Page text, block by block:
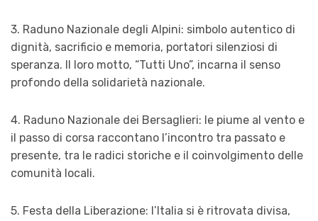
3. Raduno Nazionale degli Alpini: simbolo autentico di
dignità, sacrificio e memoria, portatori silenziosi di
speranza. Il loro motto, “Tutti Uno”, incarna il senso
profondo della solidarietà nazionale.
4. Raduno Nazionale dei Bersaglieri: le piume al vento e
il passo di corsa raccontano l’incontro tra passato e
presente, tra le radici storiche e il coinvolgimento delle
comunità locali.
5. Festa della Liberazione: l’Italia si è ritrovata divisa,